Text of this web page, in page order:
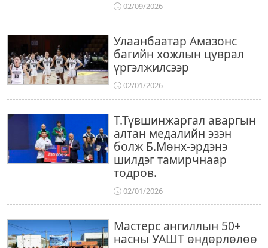
02/09/2026
Улаанбаатар Амазонс
багийн хожлын цуврал
үргэлжилсээр
02/01/2026
Т.Түвшинжаргал аваргын
алтан медалийн эзэн
болж Б.Мөнх-эрдэнэ
шилдэг тамирчнаар
тодров.
02/01/2026
Мастерс ангиллын 50+
насны УАШТ өндөрлөлөө